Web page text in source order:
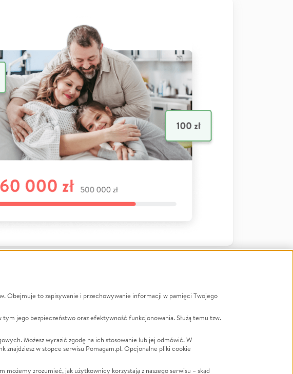
Zbieraj na
Leczenie
Zwierzęta
Pożar
LGBTQ+
Powódź
Wichura
Obejmuje to zapisywanie i przechowywanie informacji w pamięci Twojego
jego bezpieczeństwo oraz efektywność funkcjonowania. Służą temu tzw.
Możesz wyrazić zgodę na ich stosowanie lub jej odmówić. W
znajdziesz w stopce serwisu Pomagam.pl. Opcjonalne pliki cookie
zrozumieć, jak użytkownicy korzystają z naszego serwisu – skąd